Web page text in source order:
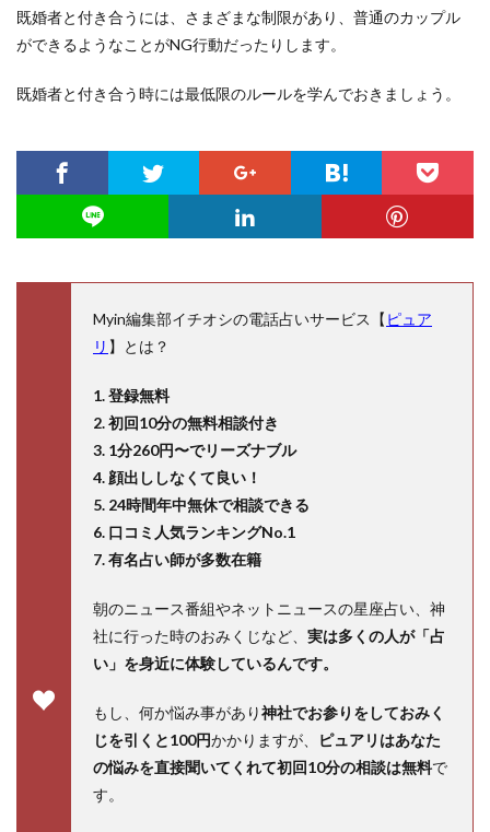
既婚者と付き合うには、さまざまな制限があり、普通のカップル
ができるようなことがNG行動だったりします。
既婚者と付き合う時には最低限のルールを学んでおきましょう。
Myin編集部イチオシの電話占いサービス【 ピュア
リ 】とは？
1. 登録無料
2. 初回10分の無料相談付き
3. 1分260円〜でリーズナブル
4. 顔出ししなくて良い！
5. 24時間年中無休で相談できる
6. 口コミ人気ランキングNo.1
7. 有名占い師が多数在籍
朝のニュース番組やネットニュースの星座占い、神
社に行った時のおみくじなど、 実は多くの人が「占
い」を身近に体験しているんです。
もし、何か悩み事があり神社でお参りをしておみく
じを引くと100円かかりますが、
ピュアリはあなた
の悩みを直接聞いてくれて初回10分の相談は無料で
す。